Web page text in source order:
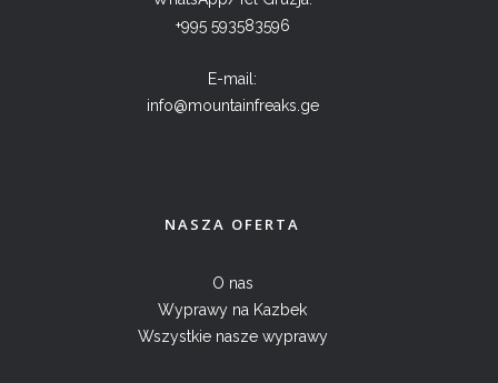
+995 593583596
E-mail:
info@mountainfreaks.ge
NASZA OFERTA
O nas
Wyprawy na Kazbek
Wszystkie nasze wyprawy